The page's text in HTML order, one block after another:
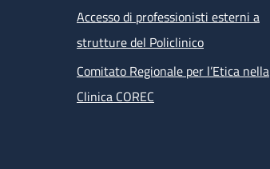
Accesso di professionisti esterni a
strutture del Policlinico
Comitato Regionale per l’Etica nella
Clinica COREC